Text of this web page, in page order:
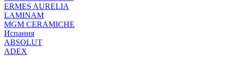
ERMES AURELIA
LAMINAM
MGM CERAMICHE
Испания
ABSOLUT
ADEX